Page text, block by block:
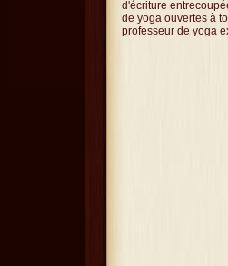
d'écriture
de yoga ouvertes à
professeur de yoga